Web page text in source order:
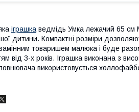
іграшка ведмідь Умка лежачий 65 см
дитини. Компактні розміри
товаришем малюка і буде
від 3-х років. Іграшка виконана з
використовується